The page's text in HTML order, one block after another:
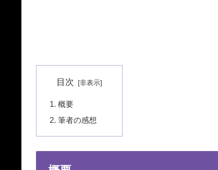
目次
概要
筆者の感想